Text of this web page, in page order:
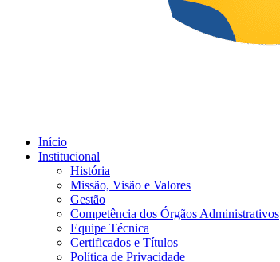
Início
Institucional
História
Missão, Visão e Valores
Gestão
Competência dos Órgãos Administrativos
Equipe Técnica
Certificados e Títulos
Política de Privacidade